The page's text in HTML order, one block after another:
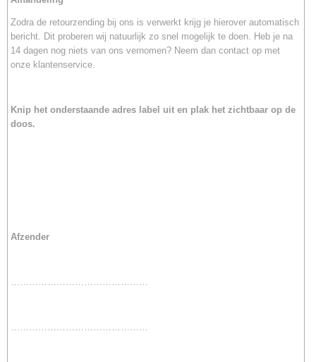
Zodra de retourzending bij ons is verwerkt krijg je hierover automatisch
bericht. Dit proberen wij natuurlijk zo snel mogelijk te doen. Heb je na
14 dagen nog niets van ons vernomen? Neem dan contact op met
onze klantenservice.
Knip het onderstaande adres label uit en plak het zichtbaar op de
doos.
Afzender
………………………………………
………………………………………